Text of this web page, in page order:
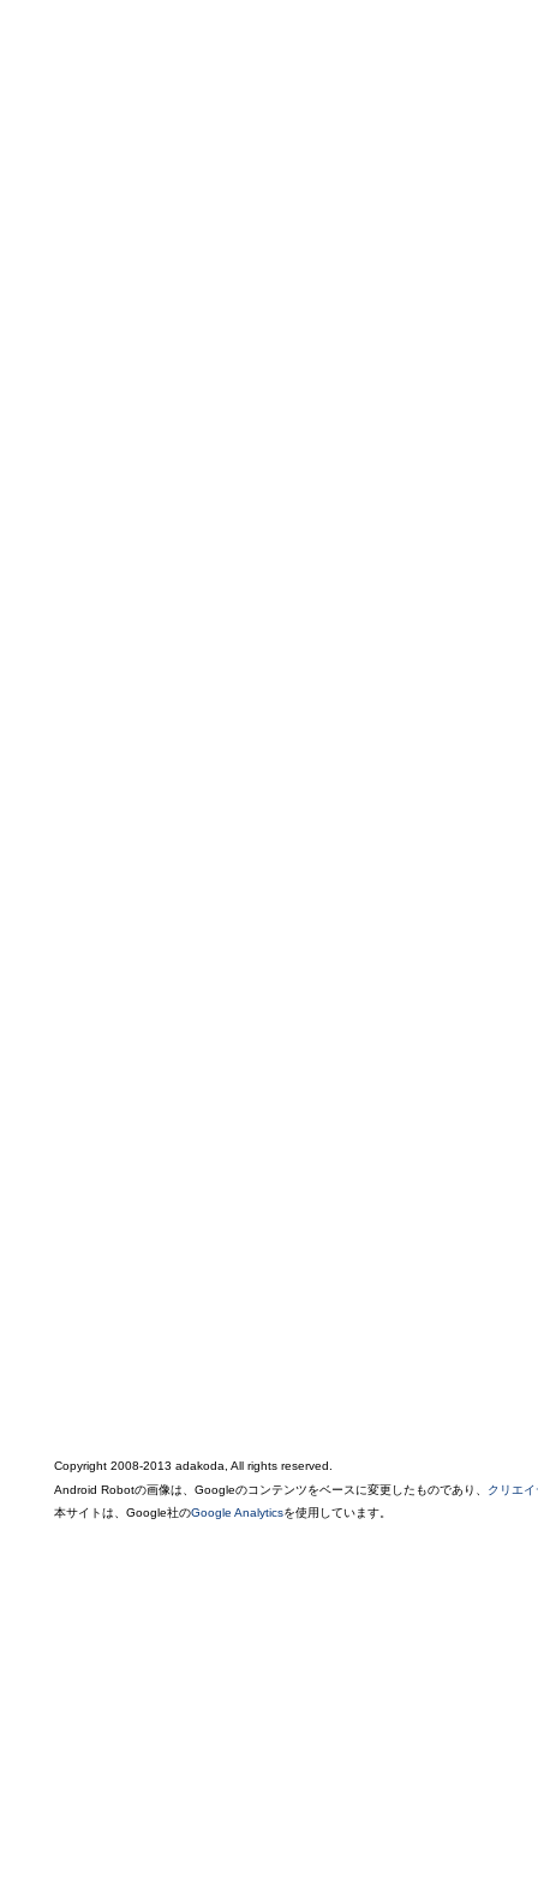
Copyright 2008-2013 adakoda, All rights reserved.
Android Robotの画像は、Googleのコンテンツをベースに変更したものであり、 クリエ
本サイトは、Google社のGoogle Analyticsを使用しています。